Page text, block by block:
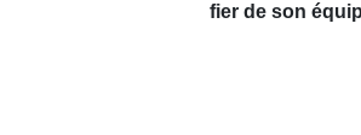
fier de son